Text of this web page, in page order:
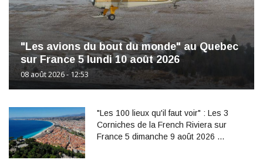
"Les avions du bout du monde" au Quebec
sur France 5 lundi 10 août 2026
08 août 2026 - 12:53
"Les 100 lieux qu'il faut voir" : Les 3
Corniches de la French Riviera sur
France 5 dimanche 9 août 2026 …